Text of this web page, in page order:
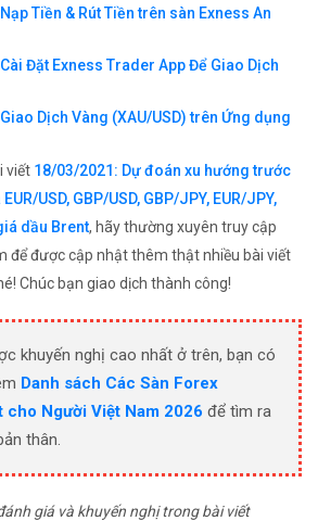
Tiền & Rút Tiền trên sàn Exness An
Đặt Exness Trader App Để Giao Dịch
Dịch Vàng (XAU/USD) trên Ứng dụng
viết 18/03/2021: Dự đoán xu hướng trước
USD, GBP/USD, GBP/JPY, EUR/JPY,
dầu Brent, hãy thường xuyên truy cập
để được cập nhật thêm thật nhiều bài viết
Chúc bạn giao dịch thành công!
khuyến nghị cao nhất ở trên, bạn có
Danh sách Các Sàn Forex
cho Người Việt Nam 2026 để tìm ra
thân.
giá và khuyến nghị trong bài viết